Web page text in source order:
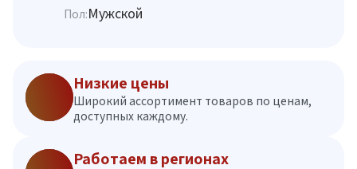
Пол:Мужской
Низкие цены
Широкий ассортимент товаров по ценам,
доступных каждому.
Работаем в регионах